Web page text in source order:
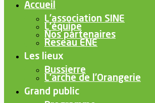
Accueil
L’association SINE
L’équipe
Nos partenaires
Reseau ENE
Les lieux
Bussierre
L’arche de l’Orangerie
Grand public